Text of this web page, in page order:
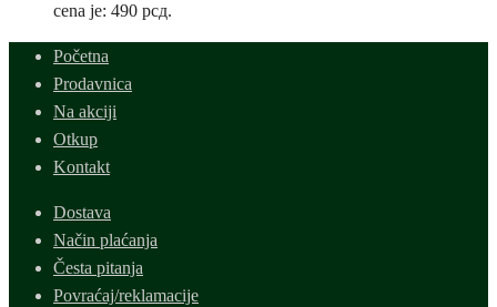
cena je: 490 рсд.
Početna
Prodavnica
Na akciji
Otkup
Kontakt
Dostava
Način plaćanja
Česta pitanja
Povraćaj/reklamacije